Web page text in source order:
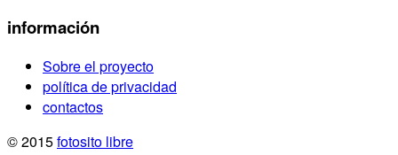
información
Sobre el proyecto
política de privacidad
contactos
© 2015fotosito libre